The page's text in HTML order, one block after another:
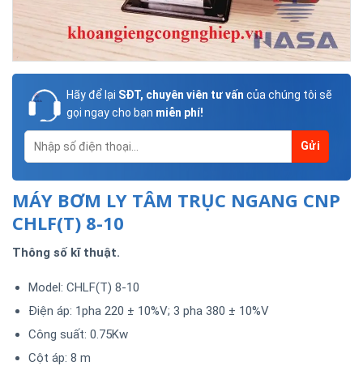
Hãy để lại SĐT, chuyên viên tư vấn của chúng tôi sẽ
gọi ngay cho bạn miễn phí!
MÁY BƠM LY TÂM TRỤC NGANG CNP
CHLF(T) 8-10
Thông số kĩ thuật.
Model: CHLF(T) 8-10
Điện áp: 1pha 220 ± 10%V; 3 pha 380 ± 10%V
Công suất: 0.75Kw
Cột áp: 8 m